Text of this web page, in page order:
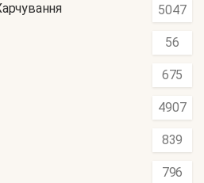
5047
56
675
4907
839
796